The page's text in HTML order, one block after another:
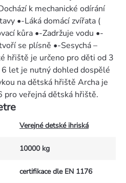
k mechanické odírání
•-Láká domácí zvířata (
kůra •-Zadržuje vodu •-
se plísně •-Sesychá –
hřiště je určeno pro děti od 3
let je nutný dohled dospělé
na dětská hřiště Archa je
pro veřejná dětská hřiště.
Verejné detské ihriská
10000 kg
certifikace dle EN 1176